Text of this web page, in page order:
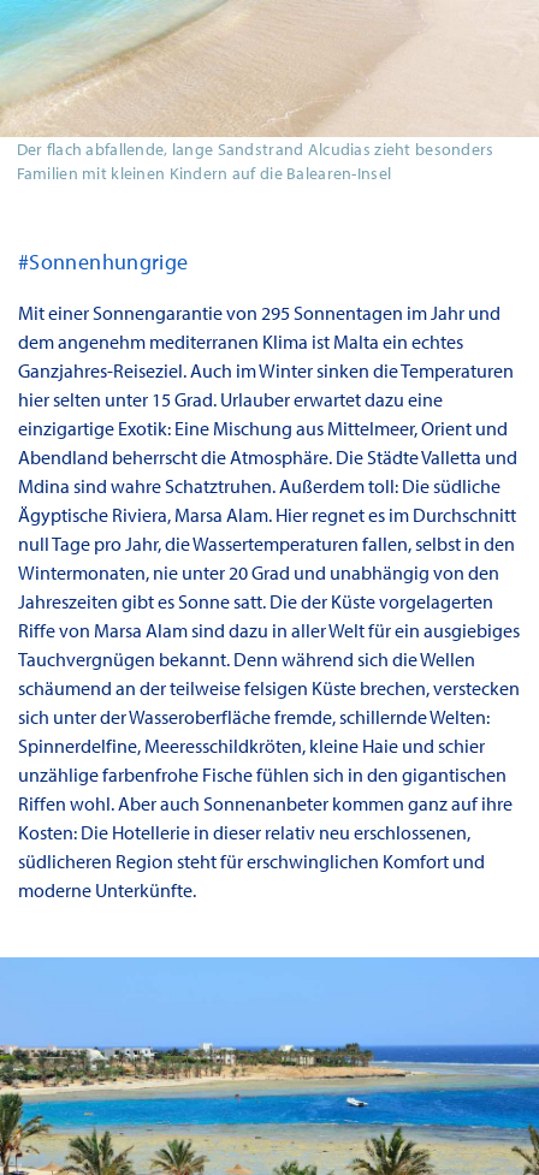
Der flach abfallende, lange Sandstrand Alcudias zieht besonders
Familien mit kleinen Kindern auf die Balearen-Insel
#Sonnenhungrige
Mit einer Sonnengarantie von 295 Sonnentagen im Jahr und
dem angenehm mediterranen Klima ist Malta ein echtes
Ganzjahres-Reiseziel. Auch im Winter sinken die Temperaturen
hier selten unter 15 Grad. Urlauber erwartet dazu eine
einzigartige Exotik: Eine Mischung aus Mittelmeer, Orient und
Abendland beherrscht die Atmosphäre. Die Städte Valletta und
Mdina sind wahre Schatztruhen. Außerdem toll: Die südliche
Ägyptische Riviera, Marsa Alam. Hier regnet es im Durchschnitt
null Tage pro Jahr, die Wassertemperaturen fallen, selbst in den
Wintermonaten, nie unter 20 Grad und unabhängig von den
Jahreszeiten gibt es Sonne satt. Die der Küste vorgelagerten
Riffe von Marsa Alam sind dazu in aller Welt für ein ausgiebiges
Tauchvergnügen bekannt. Denn während sich die Wellen
schäumend an der teilweise felsigen Küste brechen, verstecken
sich unter der Wasseroberfläche fremde, schillernde Welten:
Spinnerdelfine, Meeresschildkröten, kleine Haie und schier
unzählige farbenfrohe Fische fühlen sich in den gigantischen
Riffen wohl. Aber auch Sonnenanbeter kommen ganz auf ihre
Kosten: Die Hotellerie in dieser relativ neu erschlossenen,
südlicheren Region steht für erschwinglichen Komfort und
moderne Unterkünfte.